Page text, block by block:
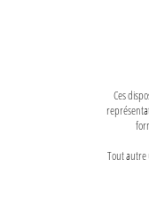
Ces
Tout autre